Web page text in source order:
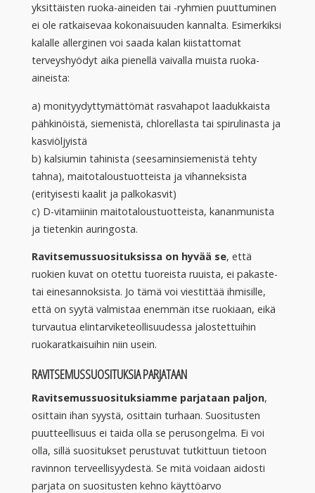
yksittäisten ruoka-aineiden tai -ryhmien puuttuminen
ei ole ratkaisevaa kokonaisuuden kannalta. Esimerkiksi
kalalle allerginen voi saada kalan kiistattomat
terveyshyödyt aika pienellä vaivalla muista ruoka-
aineista:
a) monityydyttymättömät rasvahapot laadukkaista
pähkinöistä, siemenistä, chlorellasta tai spirulinasta ja
kasviöljyistä
b) kalsiumin tahinista (seesaminsiemenistä tehty
tahna), maitotaloustuotteista ja vihanneksista
(erityisesti kaalit ja palkokasvit)
c) D-vitamiinin maitotaloustuotteista, kananmunista
ja tietenkin auringosta.
Ravitsemussuosituksissa on hyvää se, että
ruokien kuvat on otettu tuoreista ruuista, ei pakaste-
tai einesannoksista. Jo tämä voi viestittää ihmisille,
että on syytä valmistaa enemmän itse ruokiaan, eikä
turvautua elintarviketeollisuudessa jalostettuihin
ruokaratkaisuihin niin usein.
RAVITSEMUSSUOSITUKSIA PARJATAAN
Ravitsemussuosituksiamme parjataan paljon,
osittain ihan syystä, osittain turhaan. Suositusten
puutteellisuus ei taida olla se perusongelma. Ei voi
olla, sillä suositukset perustuvat tutkittuun tietoon
ravinnon terveellisyydestä. Se mitä voidaan aidosti
parjata on suositusten kehno käyttöarvo